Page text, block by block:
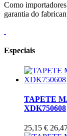
Como
garantia do
Especiais
TAPETE
XDK750608
25,15 €